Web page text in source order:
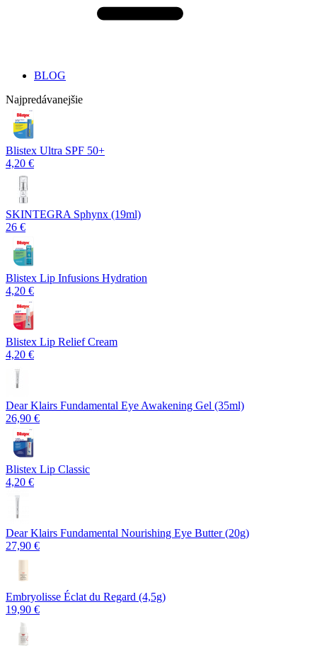
BLOG
Najpredávanejšie
Blistex Ultra SPF 50+
4,20 €
SKINTEGRA Sphynx (19ml)
26 €
Blistex Lip Infusions Hydration
4,20 €
Blistex Lip Relief Cream
4,20 €
Dear Klairs Fundamental Eye Awakening Gel (35ml)
26,90 €
Blistex Lip Classic
4,20 €
Dear Klairs Fundamental Nourishing Eye Butter (20g)
27,90 €
Embryolisse Éclat du Regard (4,5g)
19,90 €